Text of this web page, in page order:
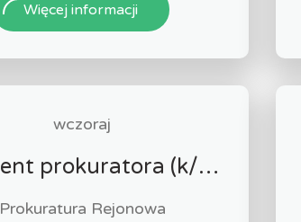
Więcej informacji
wczoraj
Asystent prokuratora (k/m)
Prokuratura Rejonowa